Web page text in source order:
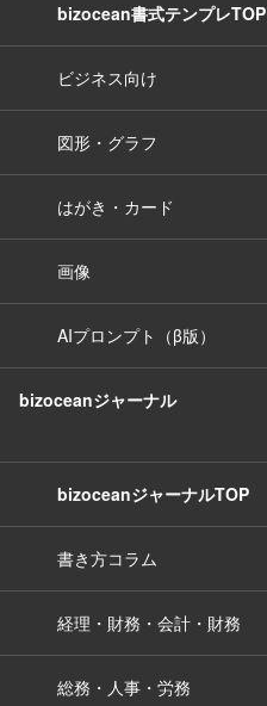
bizocean書式テンプレTOP
ビジネス向け
図形・グラフ
はがき・カード
画像
AIプロンプト（β版）
bizoceanジャーナル
bizoceanジャーナルTOP
書き方コラム
経理・財務・会計・財務
総務・人事・労務